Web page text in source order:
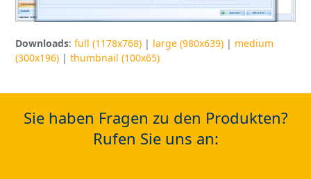
Downloads:full (1178x768) | large (980x639) | medium
(300x196) |thumbnail (100x65)
Sie haben Fragen zu den Produkten?
Rufen Sie uns an: